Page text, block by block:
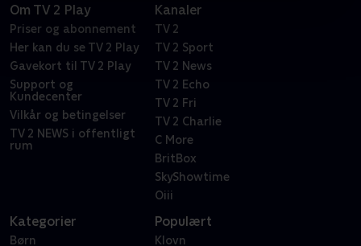
Om TV 2 Play
Priser og abonnement
Her kan du se TV 2 Play
Gavekort til TV 2 Play
Support og
Kundecenter
Vilkår og betingelser
TV 2 NEWS i offentligt
rum
Kanaler
TV 2
TV 2 Sport
TV 2 News
TV 2 Echo
TV 2 Fri
TV 2 Charlie
C More
BritBox
SkyShowtime
Oiii
Kategorier
Børn
Populært
Klovn